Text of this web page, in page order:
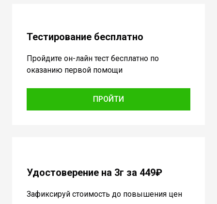
Тестирование бесплатно
Пройдите он-лайн тест бесплатно по
оказанию первой помощи
ПРОЙТИ
Удостоверение на 3г за 449₽
Зафиксируй стоимость до повышения цен